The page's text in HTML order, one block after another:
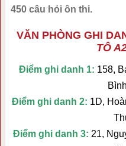
450 câu hỏi ôn thi.
VĂN PHÒNG GHI
TÔ
Điểm ghi danh 1: 158,
Điểm ghi danh 2: 1D,
Điểm ghi danh 3: 21,